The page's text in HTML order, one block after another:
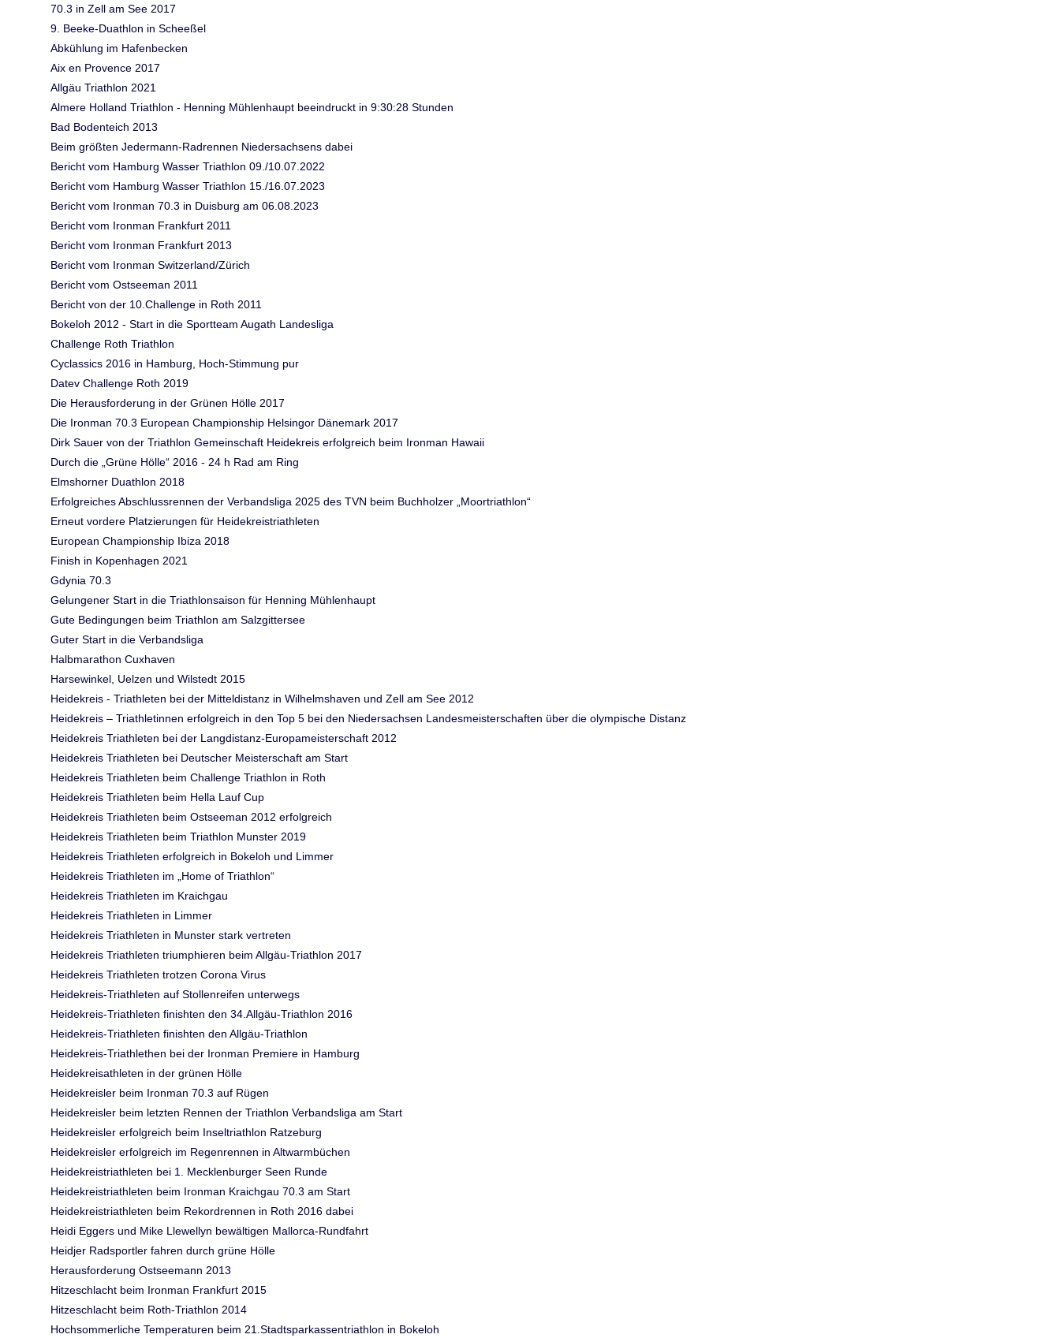
70.3 in Zell am See 2017
9. Beeke-Duathlon in Scheeßel
Abkühlung im Hafenbecken
Aix en Provence 2017
Allgäu Triathlon 2021
Almere Holland Triathlon - Henning Mühlenhaupt beeindruckt in 9:30:28 Stunden
Bad Bodenteich 2013
Beim größten Jedermann-Radrennen Niedersachsens dabei
Bericht vom Hamburg Wasser Triathlon 09./10.07.2022
Bericht vom Hamburg Wasser Triathlon 15./16.07.2023
Bericht vom Ironman 70.3 in Duisburg am 06.08.2023
Bericht vom Ironman Frankfurt 2011
Bericht vom Ironman Frankfurt 2013
Bericht vom Ironman Switzerland/Zürich
Bericht vom Ostseeman 2011
Bericht von der 10.Challenge in Roth 2011
Bokeloh 2012 - Start in die Sportteam Augath Landesliga
Challenge Roth Triathlon
Cyclassics 2016 in Hamburg, Hoch-Stimmung pur
Datev Challenge Roth 2019
Die Herausforderung in der Grünen Hölle 2017
Die Ironman 70.3 European Championship Helsingor Dänemark 2017
Dirk Sauer von der Triathlon Gemeinschaft Heidekreis erfolgreich beim Ironman Hawaii
Durch die „Grüne Hölle“ 2016 - 24 h Rad am Ring
Elmshorner Duathlon 2018
Erfolgreiches Abschlussrennen der Verbandsliga 2025 des TVN beim Buchholzer „Moortriathlon“
Erneut vordere Platzierungen für Heidekreistriathleten
European Championship Ibiza 2018
Finish in Kopenhagen 2021
Gdynia 70.3
Gelungener Start in die Triathlonsaison für Henning Mühlenhaupt
Gute Bedingungen beim Triathlon am Salzgittersee
Guter Start in die Verbandsliga
Halbmarathon Cuxhaven
Harsewinkel, Uelzen und Wilstedt 2015
Heidekreis - Triathleten bei der Mitteldistanz in Wilhelmshaven und Zell am See 2012
Heidekreis – Triathletinnen erfolgreich in den Top 5 bei den Niedersachsen Landesmeisterschaften über die olympische Distanz
Heidekreis Triathleten bei der Langdistanz-Europameisterschaft 2012
Heidekreis Triathleten bei Deutscher Meisterschaft am Start
Heidekreis Triathleten beim Challenge Triathlon in Roth
Heidekreis Triathleten beim Hella Lauf Cup
Heidekreis Triathleten beim Ostseeman 2012 erfolgreich
Heidekreis Triathleten beim Triathlon Munster 2019
Heidekreis Triathleten erfolgreich in Bokeloh und Limmer
Heidekreis Triathleten im „Home of Triathlon“
Heidekreis Triathleten im Kraichgau
Heidekreis Triathleten in Limmer
Heidekreis Triathleten in Munster stark vertreten
Heidekreis Triathleten triumphieren beim Allgäu-Triathlon 2017
Heidekreis Triathleten trotzen Corona Virus
Heidekreis-Triathleten auf Stollenreifen unterwegs
Heidekreis-Triathleten finishten den 34.Allgäu-Triathlon 2016
Heidekreis-Triathleten finishten den Allgäu-Triathlon
Heidekreis-Triathlethen bei der Ironman Premiere in Hamburg
Heidekreisathleten in der grünen Hölle
Heidekreisler beim Ironman 70.3 auf Rügen
Heidekreisler beim letzten Rennen der Triathlon Verbandsliga am Start
Heidekreisler erfolgreich beim Inseltriathlon Ratzeburg
Heidekreisler erfolgreich im Regenrennen in Altwarmbüchen
Heidekreistriathleten bei 1. Mecklenburger Seen Runde
Heidekreistriathleten beim Ironman Kraichgau 70.3 am Start
Heidekreistriathleten beim Rekordrennen in Roth 2016 dabei
Heidi Eggers und Mike Llewellyn bewältigen Mallorca-Rundfahrt
Heidjer Radsportler fahren durch grüne Hölle
Herausforderung Ostseemann 2013
Hitzeschlacht beim Ironman Frankfurt 2015
Hitzeschlacht beim Roth-Triathlon 2014
Hochsommerliche Temperaturen beim 21.Stadtsparkassentriathlon in Bokeloh